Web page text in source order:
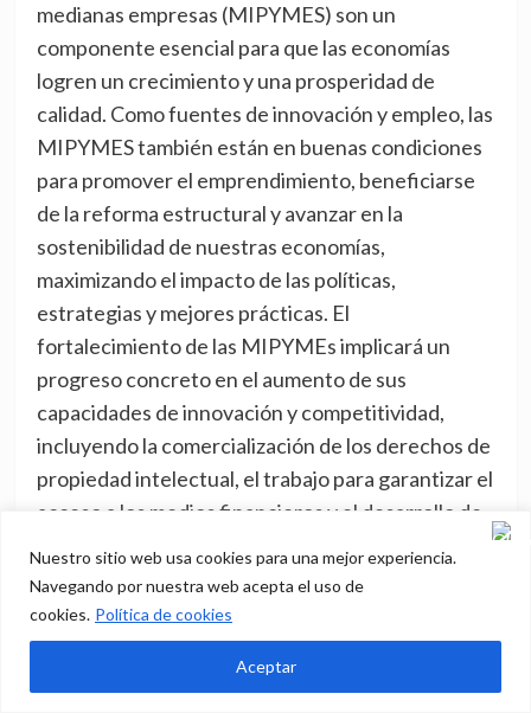
Nuestro sitio web usa cookies para una mejor experiencia.
Navegando por nuestra web acepta el uso de
cookies. Política de cookies
Aceptar
medianas empresas (MIPYMES) son un
componente esencial para que las economías
logren un crecimiento y una prosperidad de
calidad. Como fuentes de innovación y empleo, las
MIPYMES también están en buenas condiciones
para promover el emprendimiento, beneficiarse
de la reforma estructural y avanzar en la
sostenibilidad de nuestras economías,
maximizando el impacto de las políticas,
estrategias y mejores prácticas. El
fortalecimiento de las MIPYMEs implicará un
progreso concreto en el aumento de sus
capacidades de innovación y competitividad,
incluyendo la comercialización de los derechos de
propiedad intelectual, el trabajo para garantizar el
acceso a los medios financieros y el desarrollo de
capacidades, y así mejorar su participación en
Internet y la economía digital y mediante el
comercio electrónico lograr reducir la brecha
tecnológica, fortalecerlas prácticas
empresariales éticas para apoyar el crecimiento